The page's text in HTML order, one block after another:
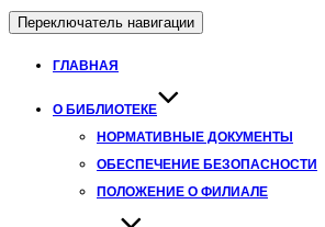
Переключатель навигации
ГЛАВНАЯ
О БИБЛИОТЕКЕ
НОРМАТИВНЫЕ ДОКУМЕНТЫ
ОБЕСПЕЧЕНИЕ БЕЗОПАСНОСТИ
ПОЛОЖЕНИЕ О ФИЛИАЛЕ